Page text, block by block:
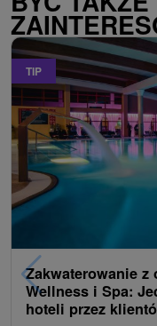
TIP
Zakwaterowanie
Wellness i Spa:
hoteli przez